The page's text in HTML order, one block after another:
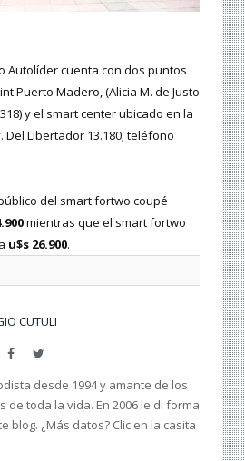
Autolíder cuenta con dos puntos
Puerto Madero, (Alicia M. de Justo
y el smart center ubicado en la
Del Libertador 13.180; teléfono
del smart fortwo coupé
mientras que el smart fortwo
u$s 26.900.
CUTULI
FacebookTwitter
desde 1994 y amante de los
de toda la vida. En 2006 le di forma
blog. ¿Más datos? Clic en la casita